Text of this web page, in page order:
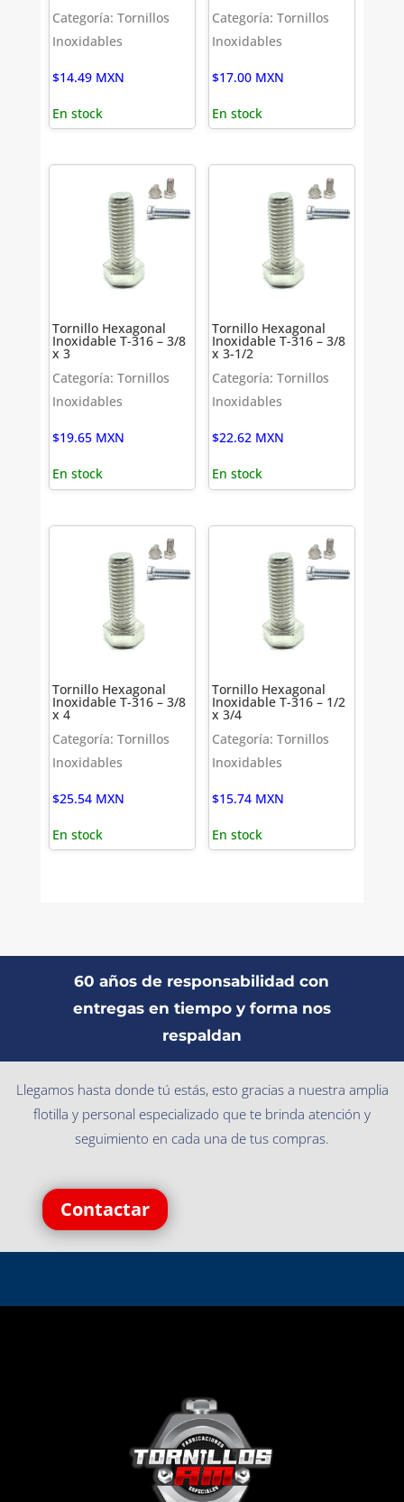
Categoría: Tornillos
Inoxidables
$14.49 MXN
En stock
Categoría: Tornillos
Inoxidables
$17.00 MXN
En stock
Tornillo Hexagonal
Inoxidable T-316 – 3/8
x 3
Categoría: Tornillos
Inoxidables
$19.65 MXN
En stock
Tornillo Hexagonal
Inoxidable T-316 – 3/8
x 3-1/2
Categoría: Tornillos
Inoxidables
$22.62 MXN
En stock
Tornillo Hexagonal
Inoxidable T-316 – 3/8
x 4
Categoría: Tornillos
Inoxidables
$25.54 MXN
En stock
Tornillo Hexagonal
Inoxidable T-316 – 1/2
x 3/4
Categoría: Tornillos
Inoxidables
$15.74 MXN
En stock
60 años de responsabilidad con
entregas en tiempo y forma nos
respaldan
Llegamos hasta donde tú estás, esto gracias a nuestra amplia
flotilla y personal especializado que te brinda atención y
seguimiento en cada una de tus compras.
Contactar